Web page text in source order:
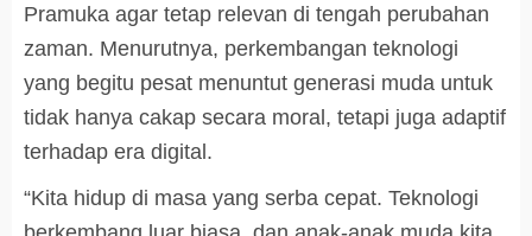
Pramuka agar tetap relevan di tengah perubahan
zaman. Menurutnya, perkembangan teknologi
yang begitu pesat menuntut generasi muda untuk
tidak hanya cakap secara moral, tetapi juga adaptif
terhadap era digital.
“Kita hidup di masa yang serba cepat. Teknologi